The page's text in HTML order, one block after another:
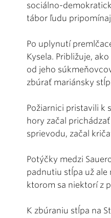
sociálno-
tábor ľudu
Po uplynutí
Kysela. Približuje,
od jeho
zbúrať mariánsky
Požiarnici pristavili k
hory začal
sprievodu, začal
Potýčky medzi
padnutiu stĺpa už ale
ktorom sa niektorí z
K zbúraniu stĺpa na